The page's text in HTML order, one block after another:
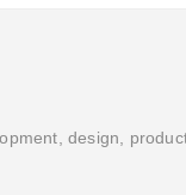
design,